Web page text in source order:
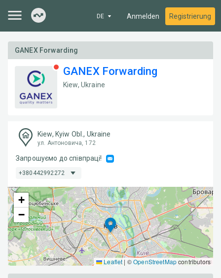
DE Anmelden Registrierung
GANEX Forwarding
GANEX Forwarding
Kiew, Ukraine
Kiew, Kyiw Obl., Ukraine
ул. Антоновича, 172
Запрошуємо до співпраці!
+380442992272
+
−
Leaflet | ©OpenStreetMapcontributors